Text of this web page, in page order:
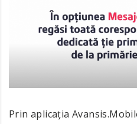
Prin aplicația